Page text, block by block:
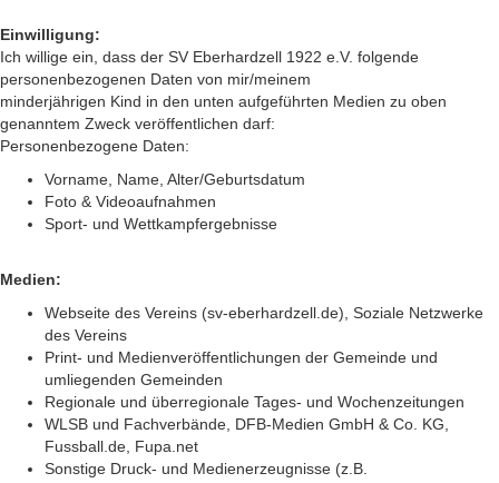
Einwilligung:
Ich willige ein, dass der SV Eberhardzell 1922 e.V. folgende
personenbezogenen Daten von mir/meinem
minderjährigen Kind in den unten aufgeführten Medien zu oben
genanntem Zweck veröffentlichen darf:
Personenbezogene Daten:
Vorname, Name, Alter/Geburtsdatum
Foto & Videoaufnahmen
Sport- und Wettkampfergebnisse
Medien:
Webseite des Vereins (sv-eberhardzell.de), Soziale Netzwerke
des Vereins
Print- und Medienveröffentlichungen der Gemeinde und
umliegenden Gemeinden
Regionale und überregionale Tages- und Wochenzeitungen
WLSB und Fachverbände, DFB-Medien GmbH & Co. KG,
Fussball.de, Fupa.net
Sonstige Druck- und Medienerzeugnisse (z.B.